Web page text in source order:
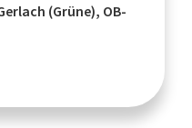
(Grüne), OB-